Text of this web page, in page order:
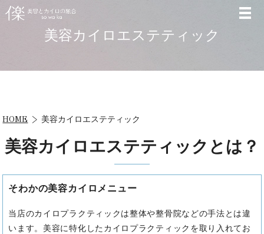
美容カイロエステティック
HOME 美容カイロエステティック
美容カイロエステティックとは？
そわかの美容カイロメニュー
当店のカイロプラクティックは整体や整骨院などの手法とは違
います。 美容に特化したカイロプラクティックを取り入れてお